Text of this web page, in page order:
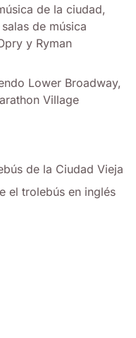
de la ciudad,
de música
y Ryman
Lower Broadway,
Village
de la Ciudad Vieja
el trolebús en inglés